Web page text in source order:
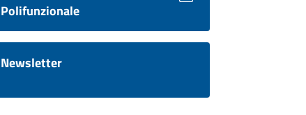
Polifunzionale
Newsletter